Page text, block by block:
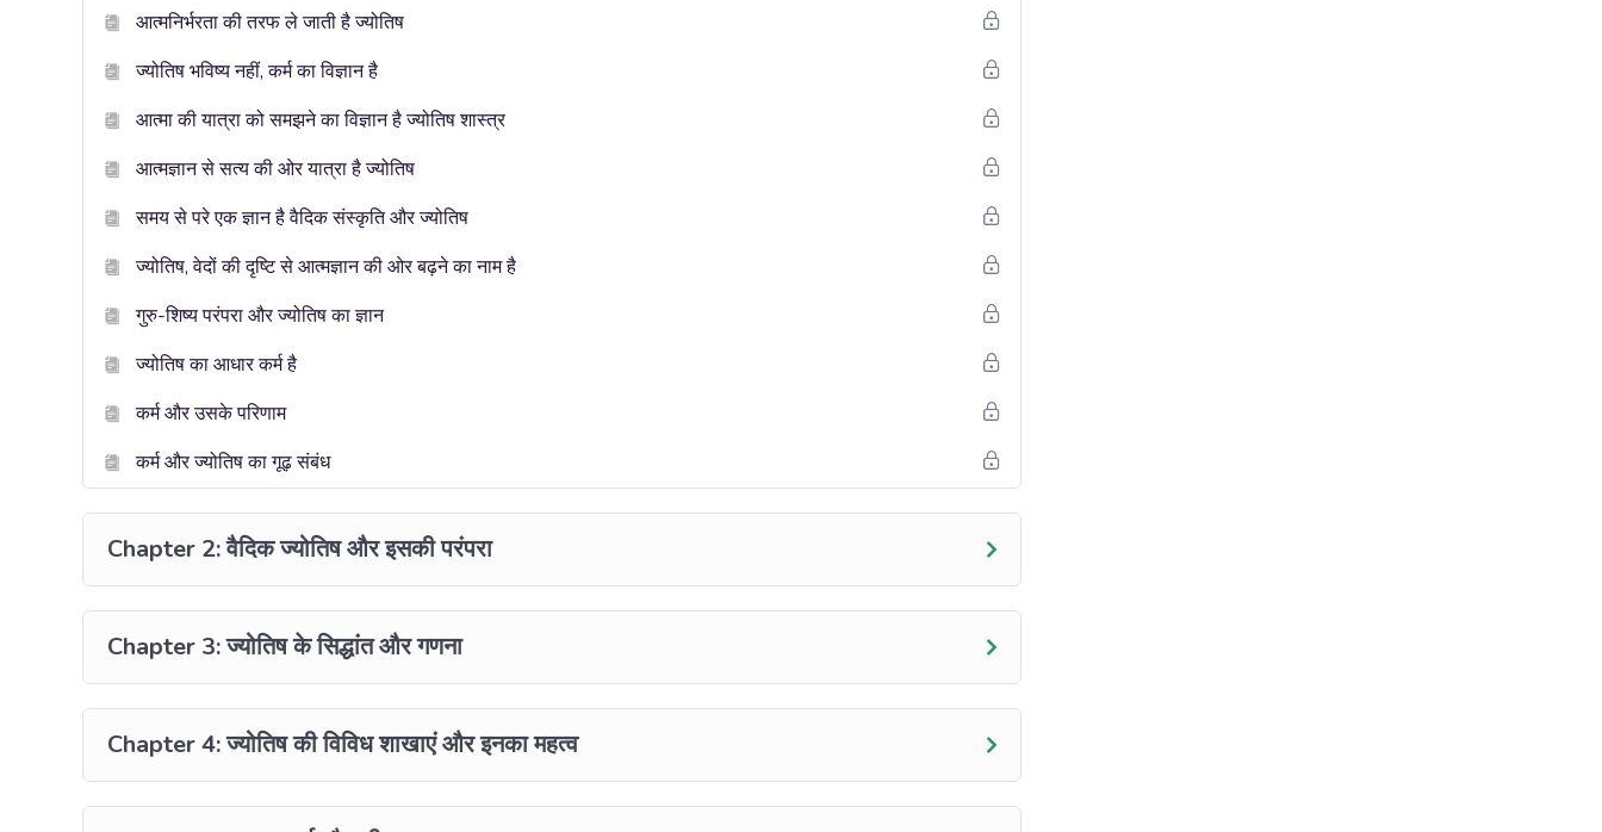
आत्मनिर्भरता की तरफ ले जाती है ज्योतिष
ज्योतिष भविष्य नहीं, कर्म का विज्ञान है
आत्मा की यात्रा को समझने का विज्ञान है ज्योतिष शास्त्र
आत्मज्ञान से सत्य की ओर यात्रा है ज्योतिष
समय से परे एक ज्ञान है वैदिक संस्कृति और ज्योतिष
ज्योतिष, वेदों की दृष्टि से आत्मज्ञान की ओर बढ़ने का नाम है
गुरु-शिष्य परंपरा और ज्योतिष का ज्ञान
ज्योतिष का आधार कर्म है
कर्म और उसके परिणाम
कर्म और ज्योतिष का गूढ़ संबंध
Chapter 2: वैदिक ज्योतिष और इसकी परंपरा
Chapter 3: ज्योतिष के सिद्धांत और गणना
Chapter 4: ज्योतिष की विविध शाखाएं और इनका महत्व